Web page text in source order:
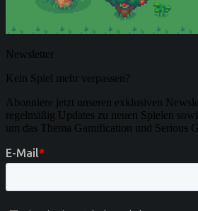
Newsletter
Kein Spiel mehr verpassen?
Abonniere jetzt unseren exklusiven
regelmäßig Updates zu neuen Spielen
um das Thema Gamification und Serious